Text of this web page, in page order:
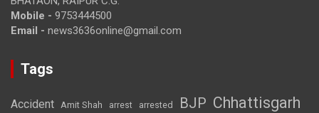
Mobile - 9753444500
Email - news3636online@gmail.com
Tags
Accident Amit Shah arrest arrested BJP Chhattisgarh